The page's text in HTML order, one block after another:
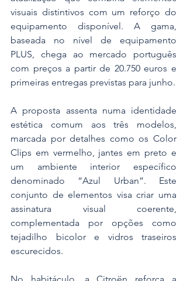
visuais distintivos com um reforço do
equipamento disponível. A gama,
baseada no nível de equipamento
PLUS, chega ao mercado português
com preços a partir de 20.750 euros e
primeiras entregas previstas para junho.
A proposta assenta numa identidade
estética comum aos três modelos,
marcada por detalhes como os Color
Clips em vermelho, jantes em preto e
um ambiente interior específico
denominado “Azul Urban”. Este
conjunto de elementos visa criar uma
assinatura visual coerente,
complementada por opções como
tejadilho bicolor e vidros traseiros
escurecidos.
No habitáculo, a Citroën reforça a